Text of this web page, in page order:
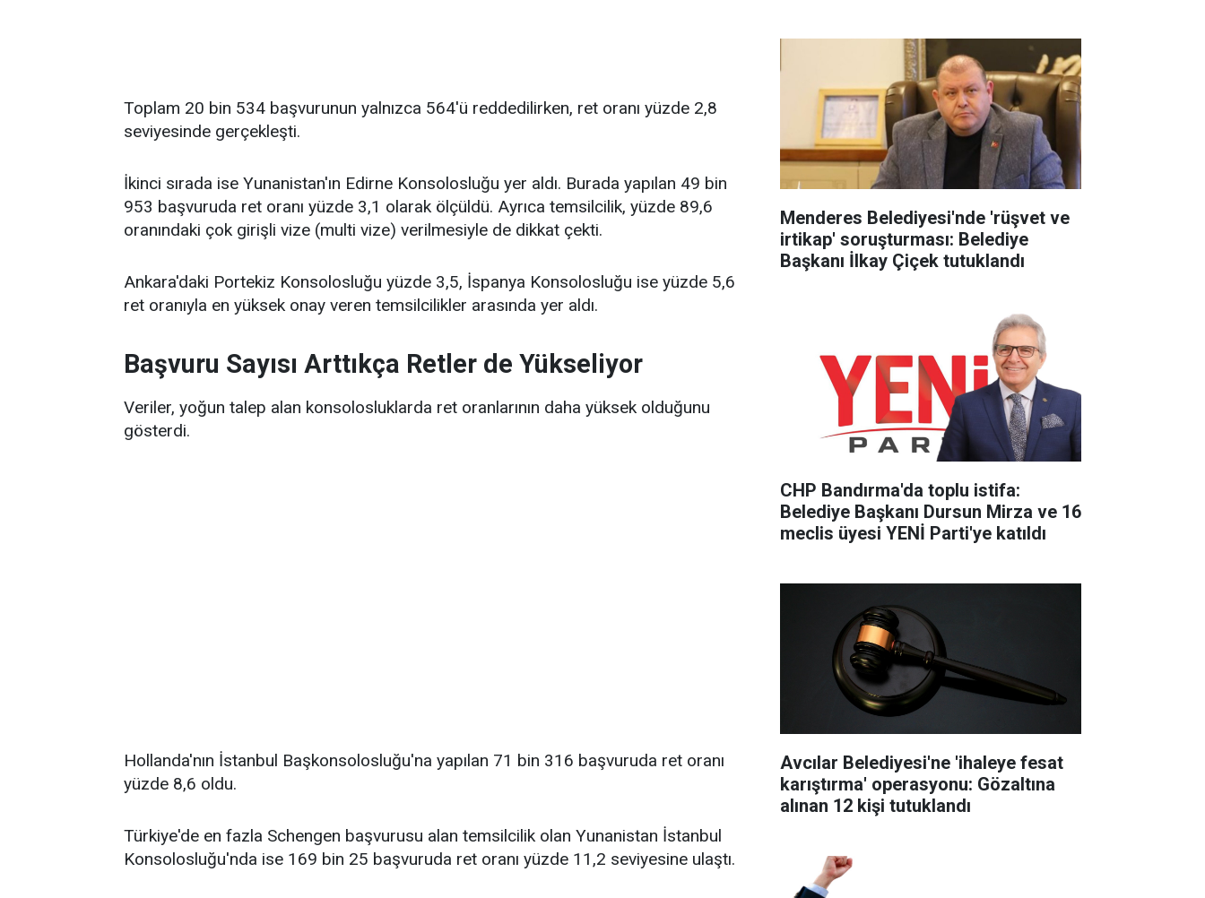
Toplam 20 bin 534 başvurunun yalnızca 564'ü reddedilirken, ret oranı yüzde 2,8
seviyesinde gerçekleşti.
İkinci sırada ise Yunanistan'ın Edirne Konsolosluğu yer aldı. Burada yapılan 49 bin
953 başvuruda ret oranı yüzde 3,1 olarak ölçüldü. Ayrıca temsilcilik, yüzde 89,6
oranındaki çok girişli vize (multi vize) verilmesiyle de dikkat çekti.
Ankara'daki Portekiz Konsolosluğu yüzde 3,5, İspanya Konsolosluğu ise yüzde 5,6
ret oranıyla en yüksek onay veren temsilcilikler arasında yer aldı.
Başvuru Sayısı Arttıkça Retler de Yükseliyor
Veriler, yoğun talep alan konsolosluklarda ret oranlarının daha yüksek olduğunu
gösterdi.
Hollanda'nın İstanbul Başkonsolosluğu'na yapılan 71 bin 316 başvuruda ret oranı
yüzde 8,6 oldu.
Türkiye'de en fazla Schengen başvurusu alan temsilcilik olan Yunanistan İstanbul
Konsolosluğu'nda ise 169 bin 25 başvuruda ret oranı yüzde 11,2 seviyesine ulaştı.
Menderes Belediyesi'nde 'rüşvet ve
irtikap' soruşturması: Belediye
Başkanı İlkay Çiçek tutuklandı
CHP Bandırma'da toplu istifa:
Belediye Başkanı Dursun Mirza ve 16
meclis üyesi YENİ Parti'ye katıldı
Avcılar Belediyesi'ne 'ihaleye fesat
karıştırma' operasyonu: Gözaltına
alınan 12 kişi tutuklandı